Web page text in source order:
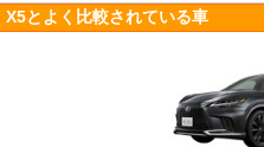
X5とよく比較されている車